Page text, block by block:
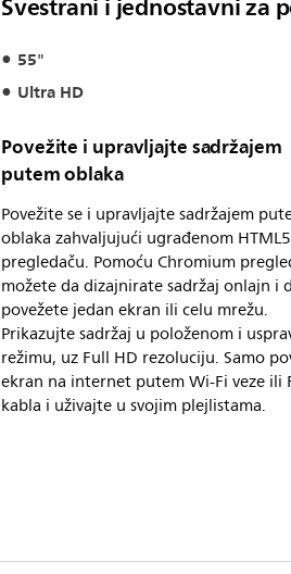
55"
Ultra HD
Povežite i upravljajte sadržajem
putem oblaka
Povežite se i upravljajte sadržajem
oblaka zahvaljujući ugrađenom HTML5
pregledaču. Pomoću Chromium
možete da dizajnirate sadržaj onlajn i
povežete jedan ekran ili celu mrežu.
Prikazujte sadržaj u položenom i
režimu, uz Full HD rezoluciju. Samo
ekran na internet putem Wi-Fi veze ili
kabla i uživajte u svojim plejlistama.